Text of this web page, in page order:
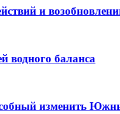
и
водного баланса
изменить